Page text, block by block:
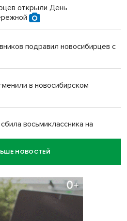
открыли День
подравил новосибирцев с
в новосибирском
восьмиклассника на
НОВОСТЕЙ